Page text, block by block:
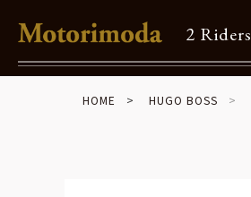
2 Riders
Shop Info
HOME HUGO BOSS